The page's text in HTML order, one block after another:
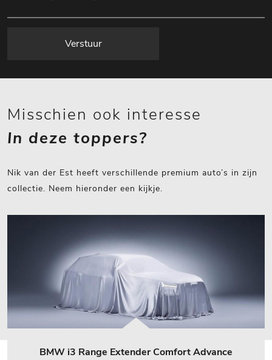
Verstuur
Misschien ook interesse
In deze toppers?
Nik van der Est heeft verschillende premium auto’s in zijn
collectie. Neem hieronder een kijkje.
BMW i3 Range Extender Comfort Advance